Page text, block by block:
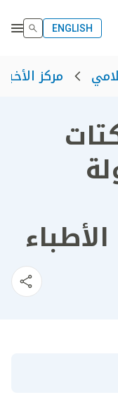
ENGLISH
مركز الأخبار